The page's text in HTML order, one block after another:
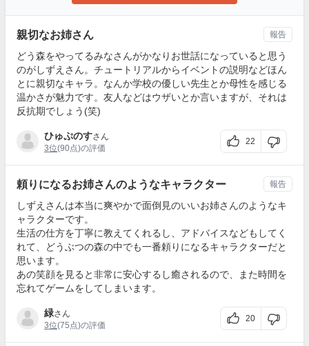
親切なお姉さん
どう森をやってるみなさんがかなりお世話になっていると思う
のがしずえさん。チュートリアルからイベントの説明などほん
とに親切なキャラ。なんか学校の優しい先生とか母性を感じる
温かさが魅力です。友人などはウザいとか言いますが、それは
反抗期でしょう(笑)
ひゅぷのすさん
3位(90点)の評価
22
報告
頼りになるお姉さんのようなキャラクター
しずえさんは本当に爽やかで面倒見のいいお姉さんのようなキ
ャラクターです。
生活の仕方を丁寧に教えてくれるし、アドバイスなどもしてく
れて、どうぶつの森の中でも一番頼りになるキャラクターだと
思います。
あの笑顔を見ると非常に安心するし癒されるので、また時間を
忘れてゲームをしてしまいます。
緑さん
3位(75点)の評価
20
報告